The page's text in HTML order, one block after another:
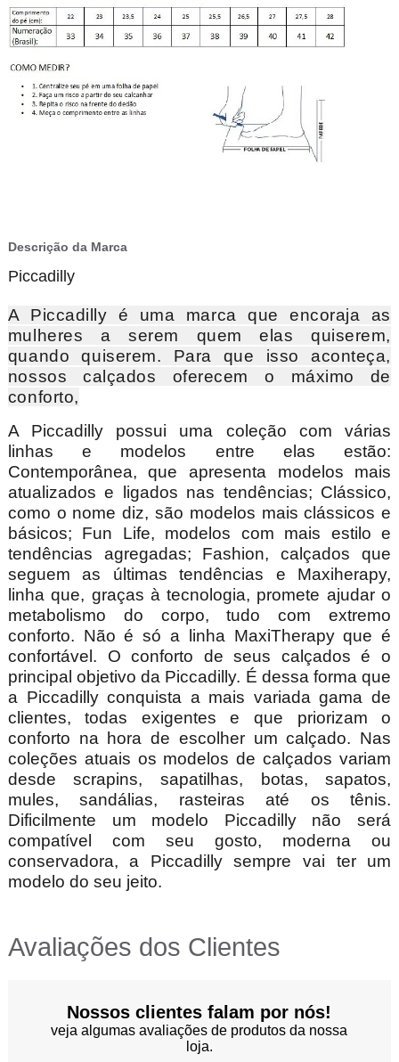
Descrição da Marca
Piccadilly
A Piccadilly é uma marca que encoraja as
mulheres a serem quem elas quiserem,
quando quiserem. Para que isso aconteça,
nossos calçados oferecem o máximo de
conforto,
A Piccadilly possui uma coleção com várias
linhas e modelos entre elas estão:
Contemporânea, que apresenta modelos mais
atualizados e ligados nas tendências; Clássico,
como o nome diz, são modelos mais clássicos e
básicos; Fun Life, modelos com mais estilo e
tendências agregadas; Fashion, calçados que
seguem as últimas tendências e Maxiherapy,
linha que, graças à tecnologia, promete ajudar o
metabolismo do corpo, tudo com extremo
conforto. Não é só a linha MaxiTherapy que é
confortável. O conforto de seus calçados é o
principal objetivo da Piccadilly. É dessa forma que
a Piccadilly conquista a mais variada gama de
clientes, todas exigentes e que priorizam o
conforto na hora de escolher um calçado. Nas
coleções atuais os modelos de calçados variam
desde scrapins, sapatilhas, botas, sapatos,
mules, sandálias, rasteiras até os tênis.
Dificilmente um modelo Piccadilly não será
compatível com seu gosto, moderna ou
conservadora, a Piccadilly sempre vai ter um
modelo do seu jeito.
Avaliações dos Clientes
Nossos clientes falam por nós!
veja algumas avaliações de produtos da nossa
loja.